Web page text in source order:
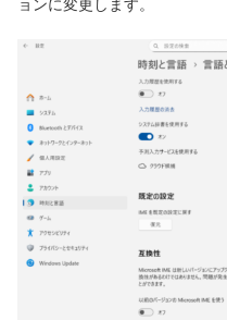
ョンに変更します。